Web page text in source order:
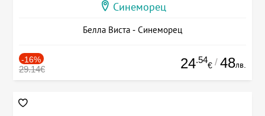
Синеморец
Белла Виста - Синеморец
-16%
29.14€ 24.54
€ / 48лв.